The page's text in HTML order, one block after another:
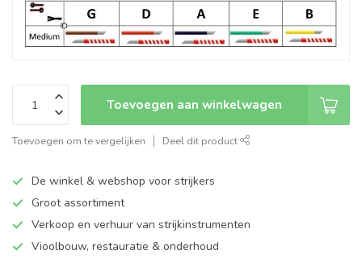
Toevoegen aan winkelwagen
Toevoegen om te vergelijken Deel dit product
De winkel & webshop voor strijkers
Groot assortiment
Verkoop en verhuur van strijkinstrumenten
Vioolbouw, restauratie & onderhoud